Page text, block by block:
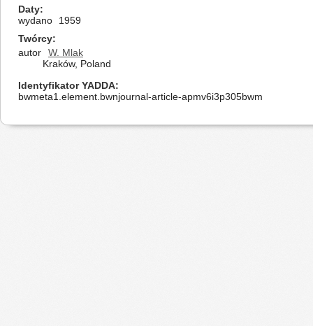
Daty
wydano
1959
Twórcy
autor
W. Mlak
Kraków, Poland
Identyfikator YADDA
bwmeta1.element.bwnjournal-article-apmv6i3p305bwm